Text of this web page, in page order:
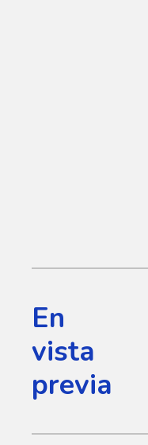
En
vista
previa